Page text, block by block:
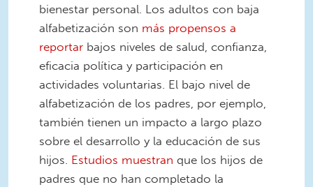
bienestar personal. Los adultos con baja
alfabetización son más propensos a
reportar bajos niveles de salud, confianza,
eficacia política y participación en
actividades voluntarias. El bajo nivel de
alfabetización de los padres, por ejemplo,
también tienen un impacto a largo plazo
sobre el desarrollo y la educación de sus
hijos. Estudios muestran que los hijos de
padres que no han completado la